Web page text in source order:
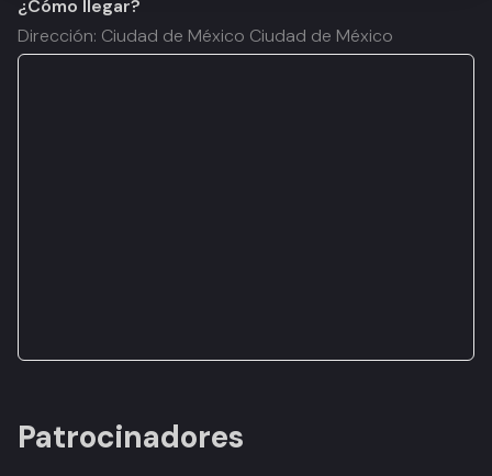
¿Cómo llegar?
Dirección: Ciudad de México Ciudad de México
Patrocinadores